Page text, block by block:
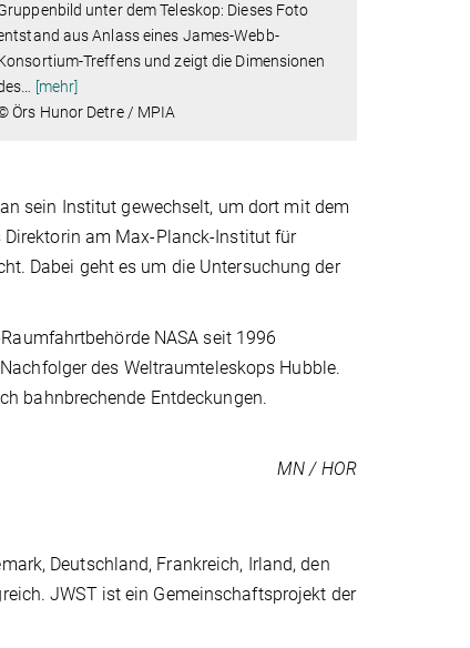
unter dem Teleskop: Dieses Foto
aus Anlass eines James-Webb-
Treffens und zeigt die Dimensionen
[mehr]
Örs Hunor Detre / MPIA
sein Institut gewechselt, um dort mit dem
Direktorin am Max-Planck-Institut für
Dabei geht es um die Untersuchung der
NASA seit 1996
des Weltraumteleskops Hubble.
bahnbrechende Entdeckungen.
MN / HOR
Deutschland, Frankreich, Irland, den
JWST ist ein Gemeinschaftsprojekt der